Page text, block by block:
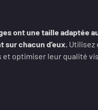
ont une taille adaptée
chacun d’eux. Utilisez
optimiser leur qualité